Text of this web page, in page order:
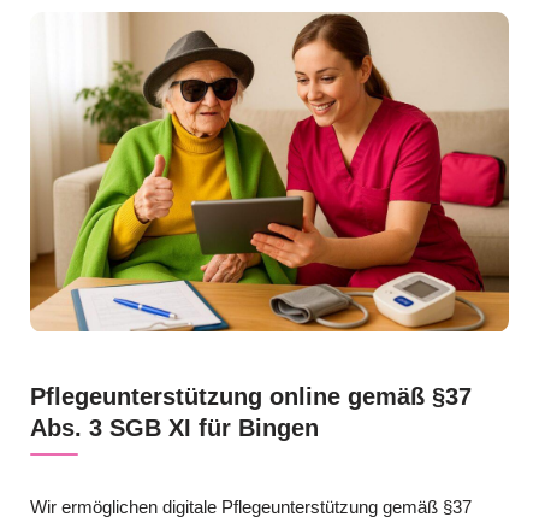
Pflegeunterstützung online gemäß §37
Abs. 3 SGB XI für Bingen
Wir ermöglichen digitale Pflegeunterstützung gemäß §37